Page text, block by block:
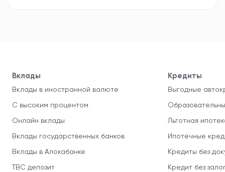
Вклады
Вклады в иностранной валюте
С высоким процентом
Онлайн вклады
Вклады государственных банков
Вклады в Алокабанке
TBC депозит
Кредиты
Выгодные
Льготная
Ипотечные
Кредиты без
Кредит без